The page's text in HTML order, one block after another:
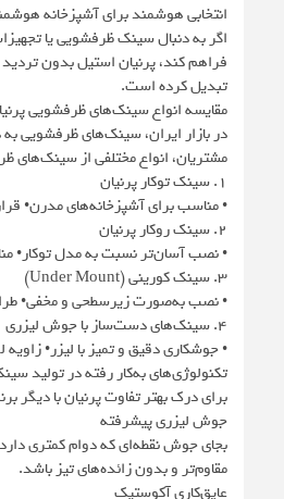
انتخابی هوشمند برای آشپزخانه
اگر به دنبال سینک ظرفشویی یا
فراهم کند، پرنیان استیل بدون تردید
تبدیل کرده است.
مقایسه انواع سینک‌های ظرفشویی
در بازار ایران، سینک‌های ظرفشویی
مشتریان، انواع مختلفی از سینک‌های
۱. سینک توکار پرنیان
• مناسب برای آشپزخانه‌های مدرن•
۲. سینک روکار پرنیان
• نصب آسان‌تر نسبت به مدل توکار•
۳. سینک کورینی (Under Mount)
• نصب به‌صورت زیرسطحی و مخفی• طراحی
۴. سینک‌های دست‌ساز با جوش لیزری
• جوشکاری دقیق و تمیز با لیزر•
تکنولوژی‌های به‌کار رفته در تولید
برای درک بهتر تفاوت پرنیان با دیگر
جوش لیزری پیشرفته
بجای جوش نقطه‌ای که دوام کمتری
مقاوم‌تر و بدون زائده‌های تیز باشد.
عایق‌کاری آکوستیک